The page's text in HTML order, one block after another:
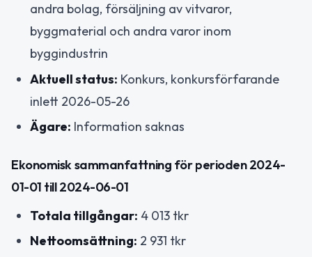
andra bolag, försäljning av vitvaror,
byggmaterial och andra varor inom
byggindustrin
Aktuell status: Konkurs, konkursförfarande
inlett 2026-05-26
Ägare: Information saknas
Ekonomisk sammanfattning för perioden 2024-
01-01 till 2024-06-01
Totala tillgångar: 4 013 tkr
Nettoomsättning: 2 931 tkr